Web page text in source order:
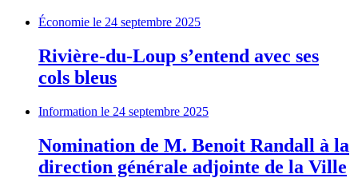
Économie le 24 septembre 2025
Rivière-du-Loup s’entend avec ses
cols bleus
Information le 24 septembre 2025
Nomination de M. Benoit Randall à la
direction générale adjointe de la Ville